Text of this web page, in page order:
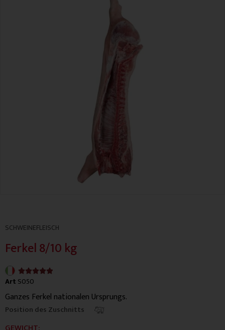
SCHWEINEFLEISCH
Ferkel 8/10 kg

Art S050
Ganzes Ferkel nationalen Ursprungs.
Position des Zuschnitts